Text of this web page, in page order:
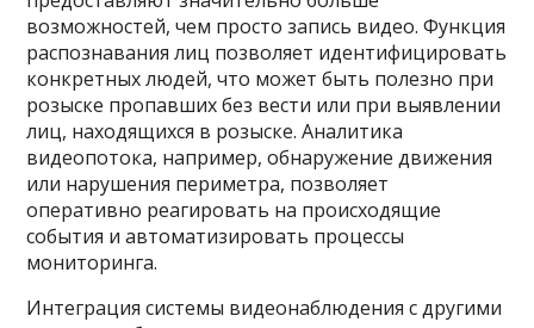
возможностей, чем просто запись видео. Функция
распознавания лиц позволяет идентифицировать
конкретных людей, что может быть полезно при
розыске пропавших без вести или при выявлении
лиц, находящихся в розыске. Аналитика
видеопотока, например, обнаружение движения
или нарушения периметра, позволяет
оперативно реагировать на происходящие
события и автоматизировать процессы
мониторинга.
Интеграция системы видеонаблюдения с другими